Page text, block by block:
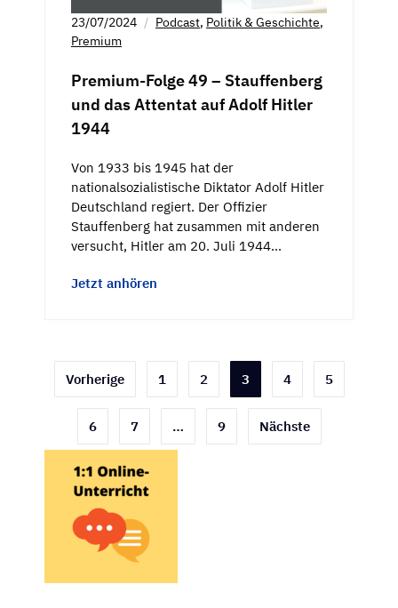
23/07/2024 Podcast, Politik & Geschichte,
Premium
Premium-Folge 49 – Stauffenberg
und das Attentat auf Adolf Hitler
1944
Von 1933 bis 1945 hat der
nationalsozialistische Diktator Adolf Hitler
Deutschland regiert. Der Offizier
Stauffenberg hat zusammen mit anderen
versucht, Hitler am 20. Juli 1944…
Jetzt anhören
Seitennummerierung
der
Beiträge
Vorherige 1 2 3 4 5
6 7 … 9 Nächste